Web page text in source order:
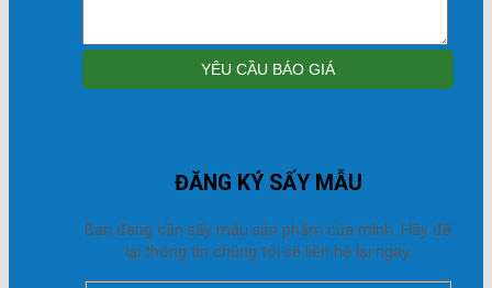
ĐĂNG KÝ SẤY MẪU
Bạn đang cần sấy mẫu sản phẩm của mình. Hãy để
lại thông tin chúng tôi sẽ liên hệ lại ngay.